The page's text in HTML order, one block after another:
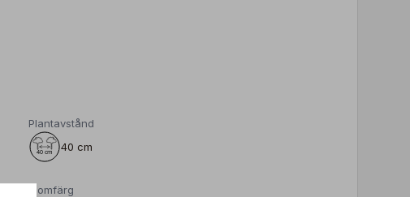
Plantavstånd
40 cm
Blomfärg